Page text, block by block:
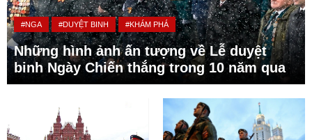
#NGA #DUYỆT BINH #KHÁM PHÁ
Những hình ảnh ấn tượng về Lễ duyệt
binh Ngày Chiến thắng trong 10 năm qua